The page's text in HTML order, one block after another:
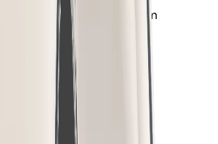
Watch 7 Alüminyum 44 mm
fiyatlar